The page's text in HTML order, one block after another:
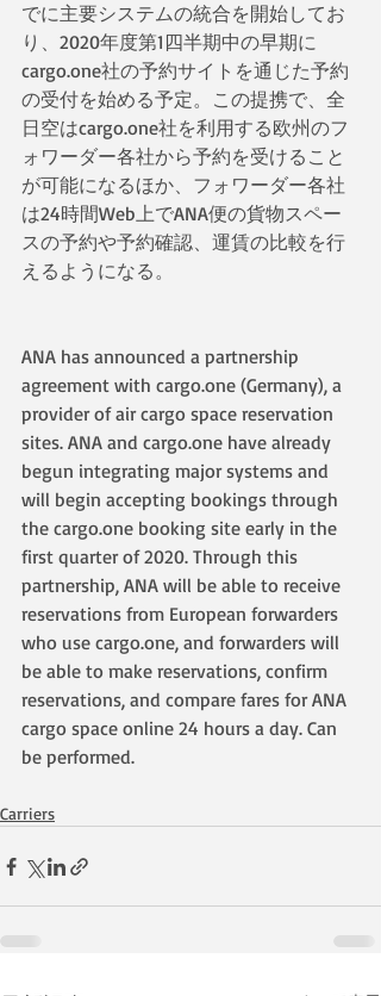
でに主要システムの統合を開始してお
り、2020年度第1四半期中の早期に
cargo.one社の予約サイトを通じた予約
の受付を始める予定。この提携で、全
日空はcargo.one社を利用する欧州のフ
ォワーダー各社から予約を受けること
が可能になるほか、フォワーダー各社
は24時間Web上でANA便の貨物スペー
スの予約や予約確認、運賃の比較を行
えるようになる。
ANA has announced a partnership
agreement with cargo.one (Germany), a
provider of air cargo space reservation
sites. ANA and cargo.one have already
begun integrating major systems and
will begin accepting bookings through
the cargo.one booking site early in the
first quarter of 2020. Through this
partnership, ANA will be able to receive
reservations from European forwarders
who use cargo.one, and forwarders will
be able to make reservations, confirm
reservations, and compare fares for ANA
cargo space online 24 hours a day. Can
be performed.
Carriers